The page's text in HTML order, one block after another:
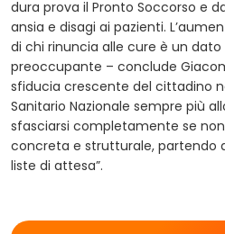
dura prova il Pronto Soccorso e
ansia e disagi ai pazienti.
di chi rinuncia alle cure è un
preoccupante – conclude
sfiducia crescente del cittadino
Sanitario Nazionale sempre più
sfasciarsi completamente se
concreta e strutturale, partendo
liste di attesa”.